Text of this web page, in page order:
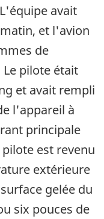
avait
et l'avion
de
pilote était
et avait rempli
l'appareil à
principale
est revenu
extérieure
gelée du
six pouces de